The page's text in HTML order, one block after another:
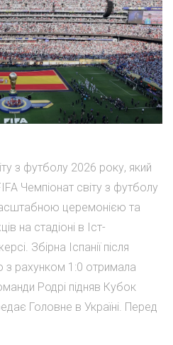
з футболу 2026 року, який
Чемпіонат світу з футболу
церемонією та
на стадіоні в Іст-
Збірна Іспанії після
з рахунком 1:0 отримала
Родрі підняв Кубок
Головне в Україні. Перед